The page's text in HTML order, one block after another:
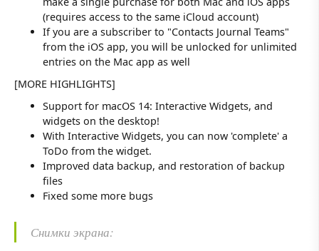
(requires access to the same iCloud account)
If you are a subscriber to "Contacts Journal Teams"
from the iOS app, you will be unlocked for unlimited
entries on the Mac app as well
[MORE HIGHLIGHTS]
Support for macOS 14: Interactive Widgets, and
widgets on the desktop!
With Interactive Widgets, you can now 'complete' a
ToDo from the widget.
Improved data backup, and restoration of backup
files
Fixed some more bugs
Снимки экрана: